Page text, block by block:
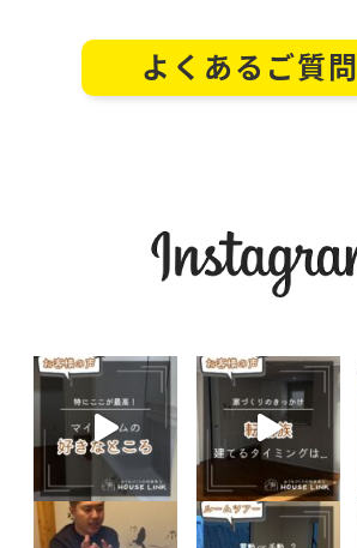
よくあるご質問